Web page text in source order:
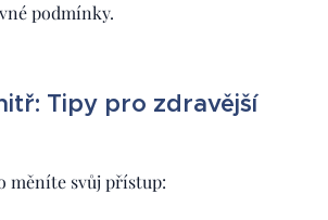
podmínky.
Tipy pro zdravější
měníte svůj přístup: